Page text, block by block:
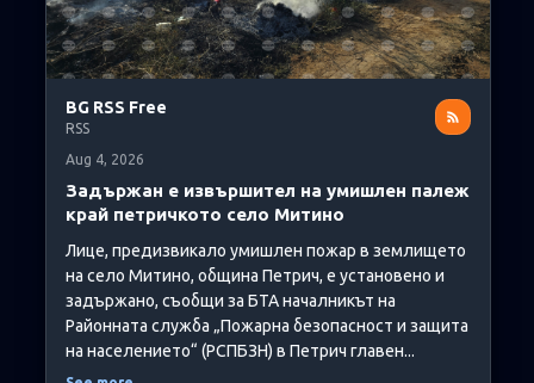
BG RSS Free
RSS
Aug 4, 2026
Задържан е извършител на умишлен палеж
край петричкото село Митино
Лице, предизвикало умишлен пожар в землището
на село Митино, община Петрич, е установено и
задържано, съобщи за БТА началникът на
Районната служба „Пожарна безопасност и защита
на населението“ (РСПБЗН) в Петрич главен...